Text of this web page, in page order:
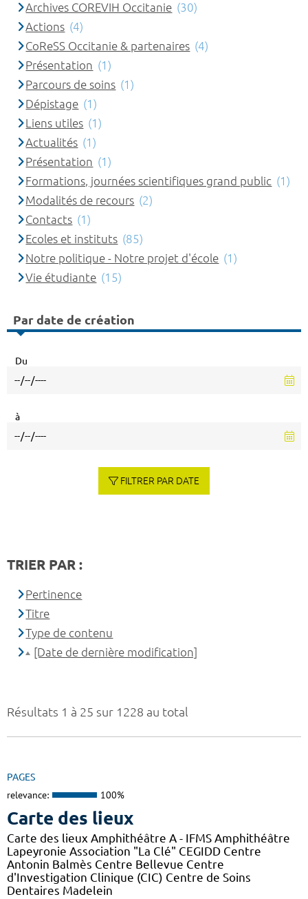
Résultats 1 à 25 sur 1228 au total
PAGES
relevance: 100%
Carte des lieux
Carte des lieux Amphithéâtre A - IFMS Amphithéâtre
Lapeyronie Association "La Clé" CEGIDD Centre
Antonin Balmès Centre Bellevue Centre
d'Investigation Clinique (CIC) Centre de Soins
Dentaires Madelein
Archives COREVIH Occitanie (30)
Actions (4)
CoReSS Occitanie & partenaires (4)
Présentation (1)
Parcours de soins (1)
Dépistage (1)
Liens utiles (1)
Actualités (1)
Présentation (1)
Formations, journées scientifiques grand public (1)
Modalités de recours (2)
Contacts (1)
Ecoles et instituts (85)
Notre politique - Notre projet d'école (1)
Vie étudiante (15)
Par date de création
Du
à
FILTRER PAR DATE
TRIER PAR :
Pertinence
Titre
Type de contenu
[Date de dernière modification]